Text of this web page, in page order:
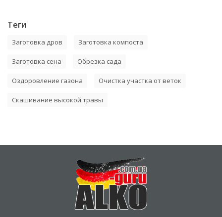
Теги
Заготовка дров Заготовка компоста
Заготовка сена Обрезка сада
Оздоровление газона Очистка участка от веток
Скашивание высокой травы